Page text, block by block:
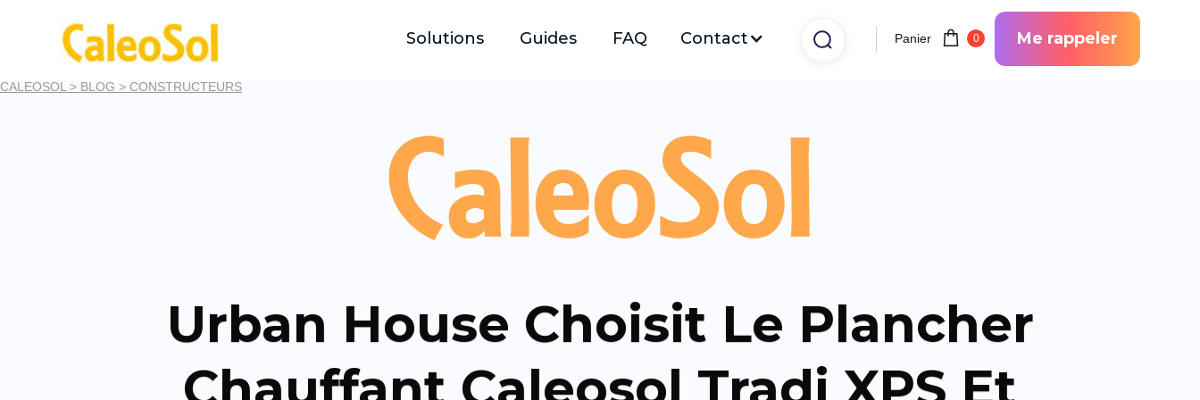
Solutions Guides FAQ Contact Me rappeler
Panier 0
CALEOSOL > BLOG > CONSTRUCTEURS
CaleoSol
Urban House Choisit Le Plancher